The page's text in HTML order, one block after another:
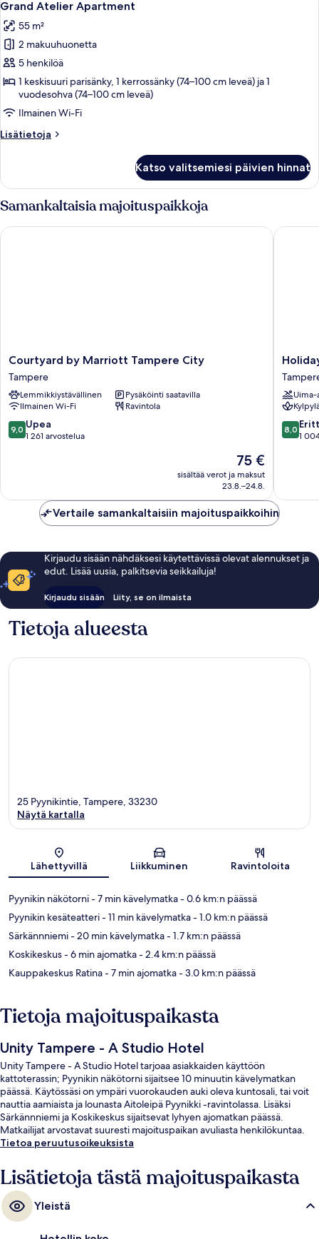
kaikki
huonetyypin
Grand
Atelier
Apartment
kuvat
15
Grand Atelier Apartment
55 m²
2 makuuhuonetta
5 henkilöä
1 keskisuuri parisänky, 1 kerrossänky (74–100 cm leveä) ja 1
vuodesohva (74–100 cm leveä)
Ilmainen Wi-Fi
Lisätietoja
Lisätietoja
Apartment
Katso valitsemiesi päivien hinnat
Samankaltaisia majoituspaikkoja
Courtyard
by
Marriott
Tampere
City
Tampere
Courtyard by Marriott Tampere City
Tampere
Lemmikkiystävällinen
Pysäköinti saatavilla
Ilmainen Wi-Fi
Ravintola
9.0
kautta
9,0 Upea
1 261 arvostelua
Hinta
75 €
75 €
sisältää verot ja maksut
23.8.–24.8.
Courtyard by Marriott Tampere City
Holiday
Club
Uima-
8.0
kautta
8,0
1
Holiday
Vertaile samankaltaisiin majoituspaikkoihin
Kirjaudu sisään nähdäksesi käytettävissä olevat alennukset ja
edut. Lisää uusia, palkitsevia seikkailuja!
Kirjaudu sisään Liity, se on ilmaista
Tietoja alueesta
Kartta
25 Pyynikintie, Tampere, 33230
Näytä kartalla
Lähettyvillä Liikkuminen Ravintoloita
Pyynikin näkötorni- 7 min kävelymatka- 0.6 km:n päässä
Pyynikin kesäteatteri- 11 min kävelymatka- 1.0 km:n päässä
Särkännniemi- 20 min kävelymatka- 1.7 km:n päässä
Koskikeskus- 6 min ajomatka- 2.4 km:n päässä
Kauppakeskus Ratina- 7 min ajomatka- 3.0 km:n päässä
Tietoja majoituspaikasta
Unity Tampere - A Studio Hotel
Unity Tampere - A Studio Hotel tarjoaa asiakkaiden käyttöön
kattoterassin; Pyynikin näkötorni sijaitsee 10 minuutin kävelymatkan
päässä. Käytössäsi on ympäri vuorokauden auki oleva kuntosali, tai voit
nauttia aamiaista ja lounasta Aitoleipä Pyynikki -ravintolassa. Lisäksi
Särkännniemi ja Koskikeskus sijaitsevat lyhyen ajomatkan päässä.
Matkailijat arvostavat suuresti majoituspaikan avuliasta henkilökuntaa.
Tietoa peruutusoikeuksista
Lisätietoja tästä majoituspaikasta
Yleistä